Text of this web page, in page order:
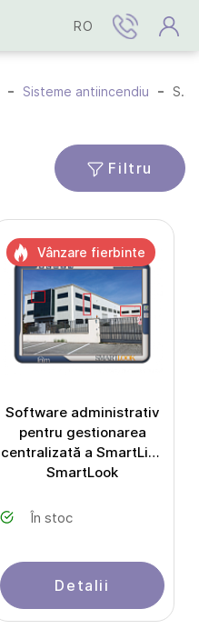
RO
Sisteme antiincendiu Software
Filtru
Software administrativ
pentru gestionarea
centralizată a SmartLine
SmartLook
În stoc
Detalii
Vânzare fierbinte